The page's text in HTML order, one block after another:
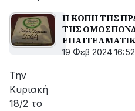
Η ΚΟΠΗ ΤΗΣ
ΤΗΣ
ΕΜΠΟΡΙΚΩΝ
19 Φεβ 2024 16:52
Την
Κυριακή
18/2 το